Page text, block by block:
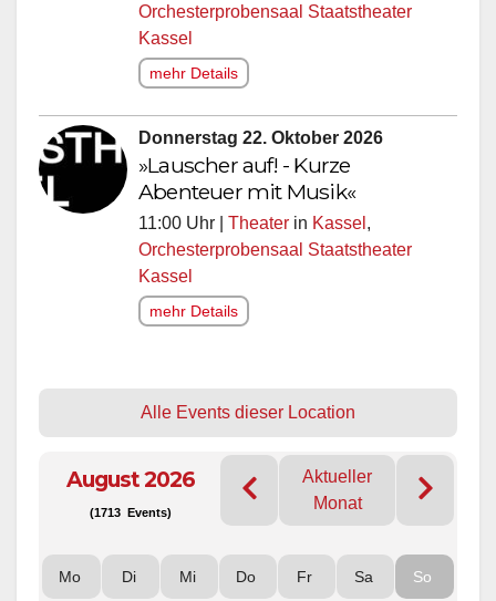
Orchesterprobensaal Staatstheater
Kassel
mehr Details
Donnerstag 22. Oktober 2026
»Lauscher auf! - Kurze
Abenteuer mit Musik«
11:00 Uhr | Theater in Kassel ,
Orchesterprobensaal Staatstheater
Kassel
mehr Details
Alle Events dieser Location
August 2026
(1713 Events)
Aktueller
Monat
Mo Di Mi Do Fr Sa So